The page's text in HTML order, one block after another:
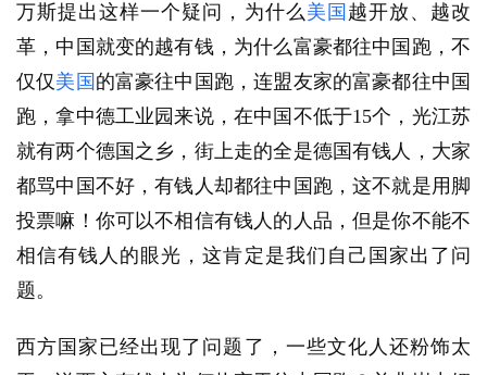
万斯提出这样一个疑问，为什么美国 越开放、越改
革，中国就变的越有钱，为什么富豪都往中国跑，不
仅仅美国 的富豪往中国跑，连盟友家的富豪都往中国
跑，拿中德工业园来说，在中国不低于15个，光江苏
就有两个德国之乡，街上走的全是德国有钱人，大家
都骂中国不好，有钱人却都往中国跑，这不就是用脚
投票嘛！你可以不相信有钱人的人品，但是你不能不
相信有钱人的眼光，这肯定是我们自己国家出了问
题。
西方国家已经出现了问题了，一些文化人还粉饰太